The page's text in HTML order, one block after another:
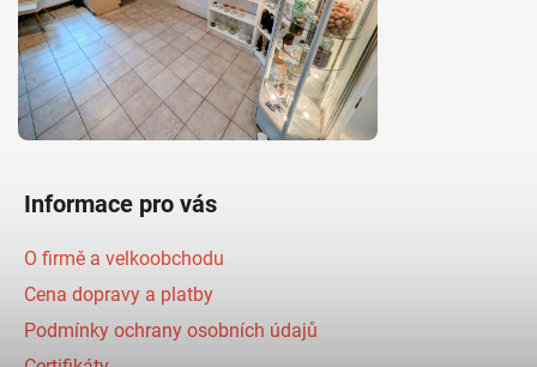
Informace pro vás
O firmě a velkoobchodu
Cena dopravy a platby
Podmínky ochrany osobních údajů